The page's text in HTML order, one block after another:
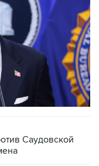
Саудовской